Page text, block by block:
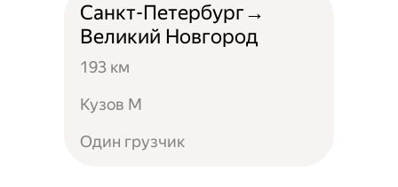
Санкт-Петербург→
Великий Новгород
193 км
Кузов М
Один грузчик